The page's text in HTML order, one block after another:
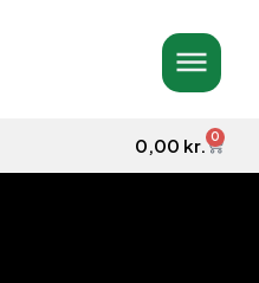
0,00 kr. 0